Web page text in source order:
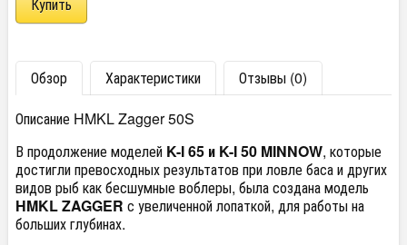
Обзор Характеристики
Отзывы (0)
Описание HMKL Zagger 50S
В продолжение моделей K-I 65 и K-I 50 MINNOW, которые
достигли превосходных результатов при ловле баса и других
видов рыб как бесшумные воблеры, была создана модель
HMKL ZAGGER с увеличенной лопаткой, для работы на
больших глубинах.